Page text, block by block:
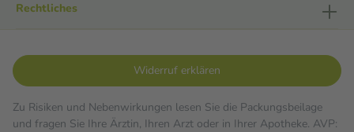
Rechtliches
Widerruf erklären
Zu Risiken und Nebenwirkungen lesen Sie die Packungsbeilage
und fragen Sie Ihre Ärztin, Ihren Arzt oder in Ihrer Apotheke. AVP: